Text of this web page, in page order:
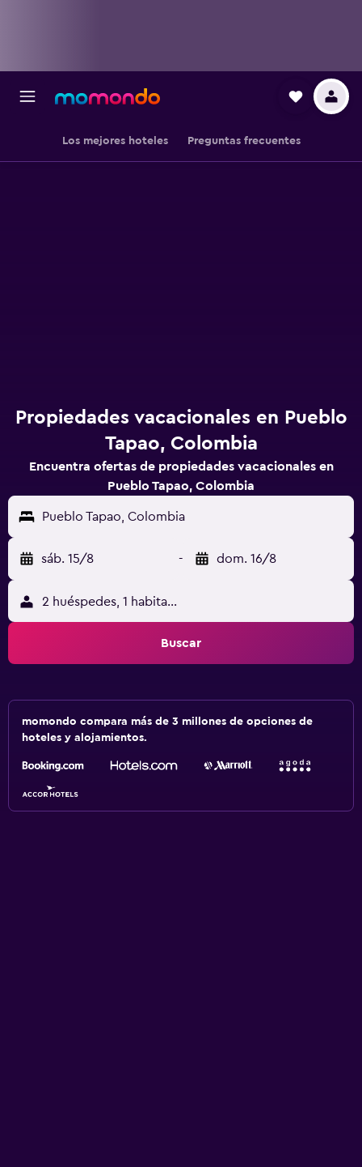
Los mejores hoteles Preguntas frecuentes
Propiedades vacacionales en Pueblo
Tapao, Colombia
Encuentra ofertas de propiedades vacacionales en
Pueblo Tapao, Colombia
Pueblo Tapao, Colombia
sáb. 15/8 - dom. 16/8
2 huéspedes, 1 habitación
Buscar
momondo compara más de 3 millones de opciones de
hoteles y alojamientos.